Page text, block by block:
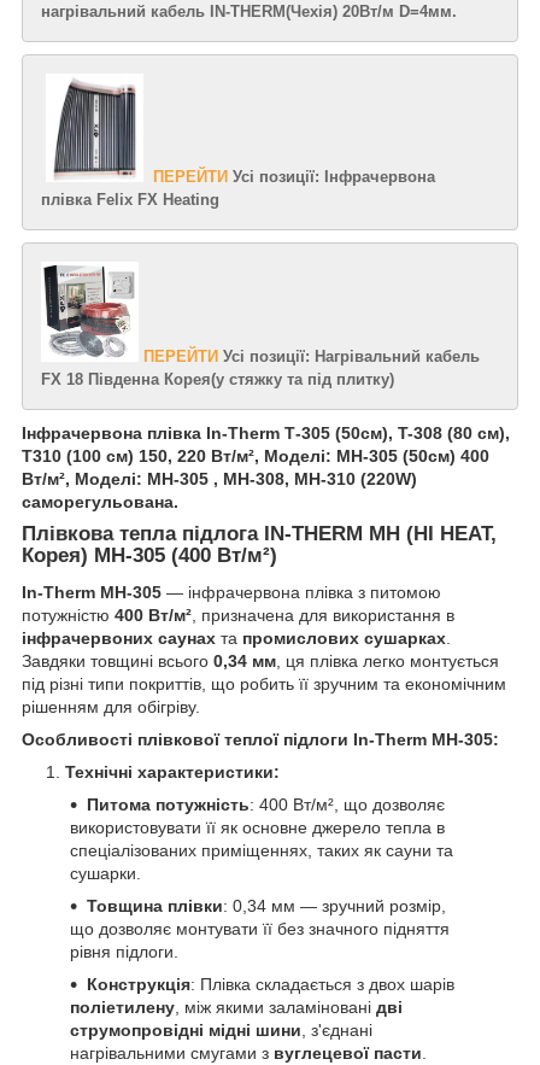
нагрівальний кабель IN-THERM(Чехія) 20Вт/м D=4мм.
ПЕРЕЙТИ Усі позиції: Інфрачервона
плівка Felix FX Heating
ПЕРЕЙТИ Усі позиції: Нагрівальний кабель
FX 18 Південна Корея(у стяжку та під плитку)
Інфрачервона плівка In-Therm Т-305 (50см), T-308 (80 см),
T310 (100 см) 150, 220 Вт/м², Моделі: MH-305 (50см) 400
Вт/м², Моделі: MH-305 , MH-308, MH-310 (220W)
саморегульована.
Плівкова тепла підлога IN-THERM MH (HI HEAT,
Корея) МН-305 (400 Вт/м²)
In-Therm MH-305 — інфрачервона плівка з питомою
потужністю 400 Вт/м² , призначена для використання в
інфрачервоних саунах та промислових сушарках
Завдяки товщині всього 0,34 мм , ця плівка легко монтується
під різні типи покриттів, що робить її зручним та економічним
рішенням для обігріву.
Особливості плівкової теплої підлоги In-Therm MH-305:
Технічні характеристики:
Питома потужність: 400 Вт/м², що дозволяє
використовувати її як основне джерело тепла в
спеціалізованих приміщеннях, таких як сауни та
сушарки.
Товщина плівки: 0,34 мм — зручний розмір,
що дозволяє монтувати її без значного підняття
рівня підлоги.
Конструкція: Плівка складається з двох шарів
поліетилену , між якими заламіновані дві
струмопровідні мідні шини , з'єднані
нагрівальними смугами з вуглецевої пасти